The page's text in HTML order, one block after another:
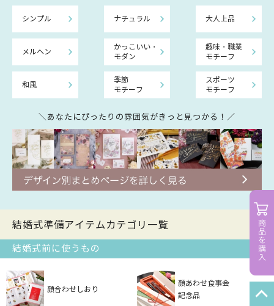
シンプル ナチュラル 大人上品
メルヘン
かっこいい・
モダン
趣味・職業
モチーフ
和風
季節
モチーフ
スポーツ
モチーフ
＼あなたにぴったりの雰囲気がきっと見つかる！／
結婚式準備アイテムカテゴリ一覧
結婚式前に使うもの
顔合わせしおり
顔あわせ食事会
記念品